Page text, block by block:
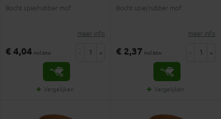
Bocht spie/rubber mof
meer info
€ 4,04 incl.btw - +
Vergelijken
Bocht spie/rubber mof
meer info
€ 2,37 incl.btw - +
Vergelijken